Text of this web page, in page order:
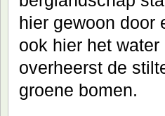
hier gewoon door
ook hier het
overheerst de
groene bomen.